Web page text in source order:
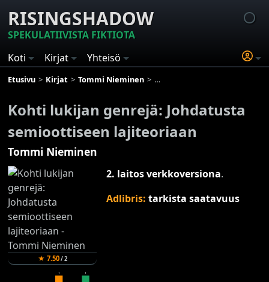
RISINGSHADOW
SPEKULATIIVISTA FIKTIOTA
Koti
Kirjat Yhteisö
Etusivu Kirjat Tommi Nieminen Kohti lukijan genrejä:
Kohti lukijan genrejä: Johdatusta
semioottiseen lajiteoriaan
Tommi Nieminen
★ 7.50/2
1 1
2. laitos verkkoversiona.
Adlibris: tarkista saatavuus